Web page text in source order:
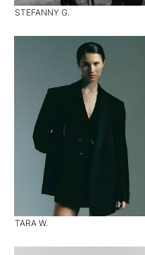
STEFANNY G.
TARA W.